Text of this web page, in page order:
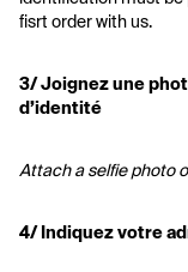
fisrt order with us.
3/ Joignez une
d’identité
Attach a selfie photo
4/ Indiquez votre